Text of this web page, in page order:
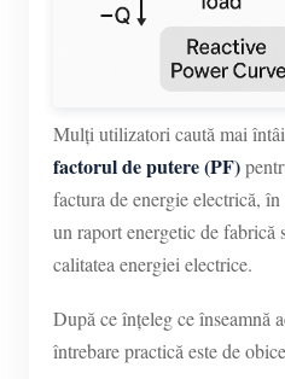
Aplicații
Monitor energetic
Monitor consum
Sistem de control
Automatizare locuință
Monitorizare
Magazin
Resurse
Ghid rapid produs
Documentație
Video tutorial
FAQ
Noutăți
Comunitate
Program pentru
Centrul contribuitorilor
Activități
Soluții
Despre noi
Mulți utilizatori caută mai întâi
factorul de putere (PF)
factura de energie electrică,
un raport energetic de fabrică
calitatea energiei electrice.
După ce înțeleg ce înseamnă
întrebare practică este de